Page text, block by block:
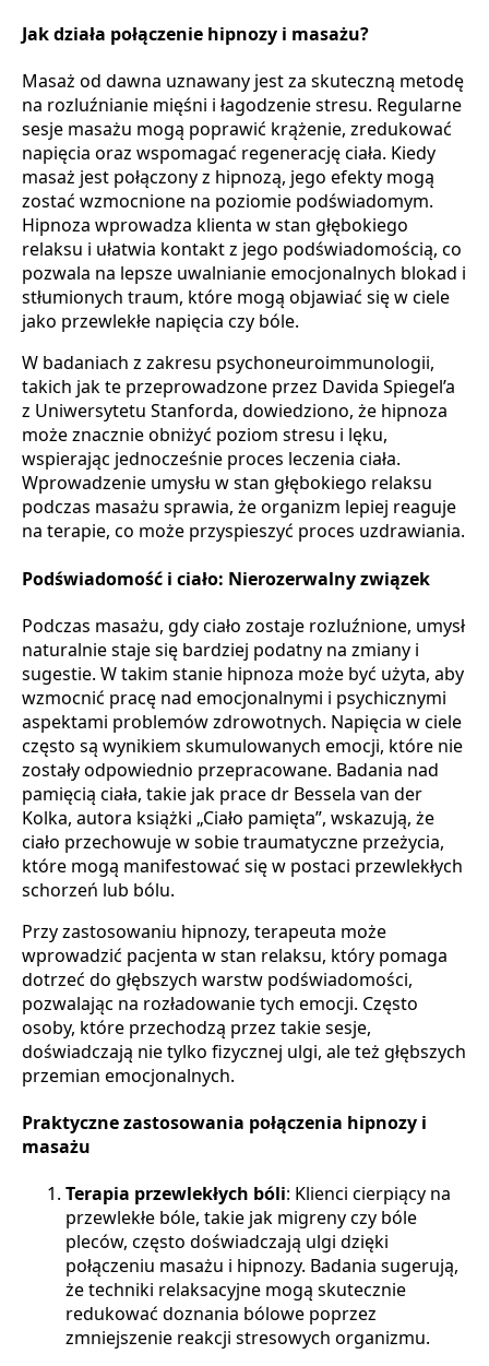
Jak działa połączenie hipnozy i masażu?
Masaż od dawna uznawany jest za skuteczną metodę
na rozluźnianie mięśni i łagodzenie stresu. Regularne
sesje masażu mogą poprawić krążenie, zredukować
napięcia oraz wspomagać regenerację ciała. Kiedy
masaż jest połączony z hipnozą, jego efekty mogą
zostać wzmocnione na poziomie podświadomym.
Hipnoza wprowadza klienta w stan głębokiego
relaksu i ułatwia kontakt z jego podświadomością, co
pozwala na lepsze uwalnianie emocjonalnych blokad i
stłumionych traum, które mogą objawiać się w ciele
jako przewlekłe napięcia czy bóle.
W badaniach z zakresu psychoneuroimmunologii,
takich jak te przeprowadzone przez Davida Spiegel’a
z Uniwersytetu Stanforda, dowiedziono, że hipnoza
może znacznie obniżyć poziom stresu i lęku,
wspierając jednocześnie proces leczenia ciała.
Wprowadzenie umysłu w stan głębokiego relaksu
podczas masażu sprawia, że organizm lepiej reaguje
na terapie, co może przyspieszyć proces uzdrawiania.
Podświadomość i ciało: Nierozerwalny związek
Podczas masażu, gdy ciało zostaje rozluźnione, umysł
naturalnie staje się bardziej podatny na zmiany i
sugestie. W takim stanie hipnoza może być użyta, aby
wzmocnić pracę nad emocjonalnymi i psychicznymi
aspektami problemów zdrowotnych. Napięcia w ciele
często są wynikiem skumulowanych emocji, które nie
zostały odpowiednio przepracowane. Badania nad
pamięcią ciała, takie jak prace dr Bessela van der
Kolka, autora książki „Ciało pamięta”, wskazują, że
ciało przechowuje w sobie traumatyczne przeżycia,
które mogą manifestować się w postaci przewlekłych
schorzeń lub bólu.
Przy zastosowaniu hipnozy, terapeuta może
wprowadzić pacjenta w stan relaksu, który pomaga
dotrzeć do głębszych warstw podświadomości,
pozwalając na rozładowanie tych emocji. Często
osoby, które przechodzą przez takie sesje,
doświadczają nie tylko fizycznej ulgi, ale też głębszych
przemian emocjonalnych.
Praktyczne zastosowania połączenia hipnozy i
masażu
Terapia przewlekłych bóli: Klienci cierpiący na
przewlekłe bóle, takie jak migreny czy bóle
pleców, często doświadczają ulgi dzięki
połączeniu masażu i hipnozy. Badania sugerują,
że techniki relaksacyjne mogą skutecznie
redukować doznania bólowe poprzez
zmniejszenie reakcji stresowych organizmu.